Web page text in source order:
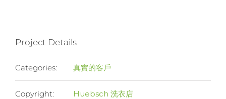
Project Details
Categories: 真實的客戶
Copyright: Huebsch 洗衣店